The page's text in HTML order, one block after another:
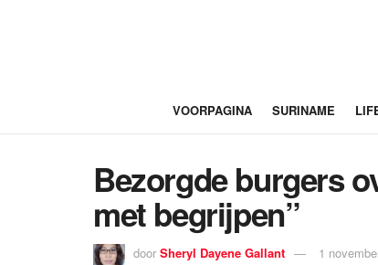
VOORPAGINA SURINAME
Bezorgde burgers
met begrijpen”
door Sheryl Dayene Gallant 1